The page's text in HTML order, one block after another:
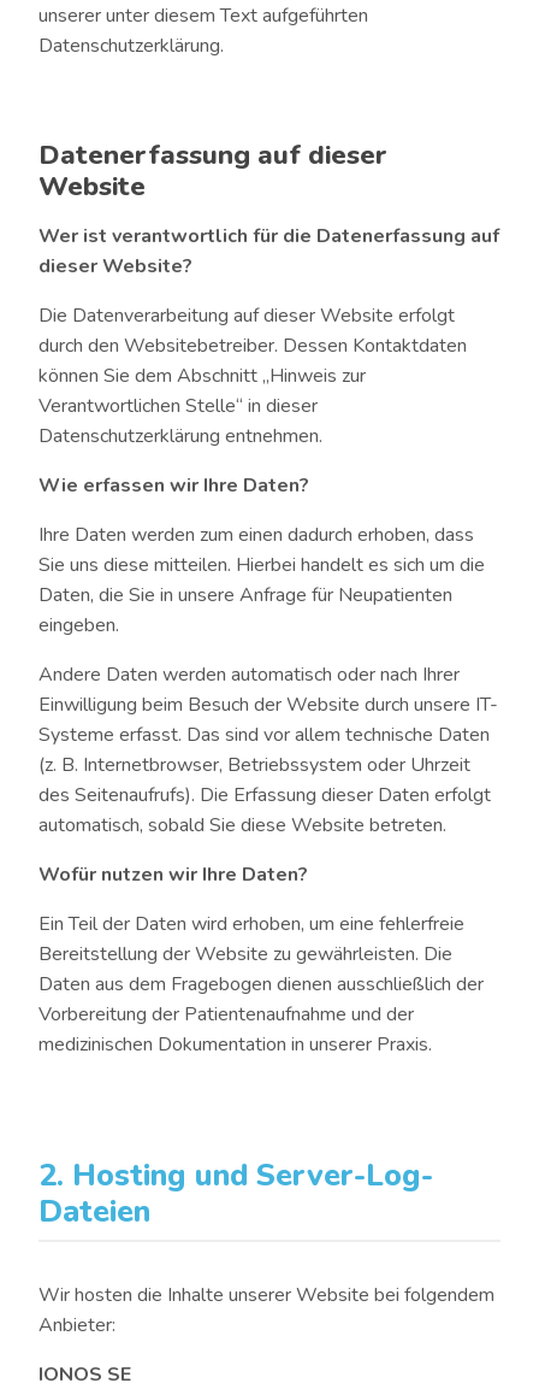
unserer unter diesem Text aufgeführten
Datenschutzerklärung.
Datenerfassung auf dieser
Website
Wer ist verantwortlich für die Datenerfassung auf
dieser Website?
Die Datenverarbeitung auf dieser Website erfolgt
durch den Websitebetreiber. Dessen Kontaktdaten
können Sie dem Abschnitt „Hinweis zur
Verantwortlichen Stelle“ in dieser
Datenschutzerklärung entnehmen.
Wie erfassen wir Ihre Daten?
Ihre Daten werden zum einen dadurch erhoben, dass
Sie uns diese mitteilen. Hierbei handelt es sich um die
Daten, die Sie in unsere Anfrage für Neupatienten
eingeben.
Andere Daten werden automatisch oder nach Ihrer
Einwilligung beim Besuch der Website durch unsere IT-
Systeme erfasst. Das sind vor allem technische Daten
(z. B. Internetbrowser, Betriebssystem oder Uhrzeit
des Seitenaufrufs). Die Erfassung dieser Daten erfolgt
automatisch, sobald Sie diese Website betreten.
Wofür nutzen wir Ihre Daten?
Ein Teil der Daten wird erhoben, um eine fehlerfreie
Bereitstellung der Website zu gewährleisten. Die
Daten aus dem Fragebogen dienen ausschließlich der
Vorbereitung der Patientenaufnahme und der
medizinischen Dokumentation in unserer Praxis.
2. Hosting und Server-Log-
Dateien
Wir hosten die Inhalte unserer Website bei folgendem
Anbieter:
IONOS SE